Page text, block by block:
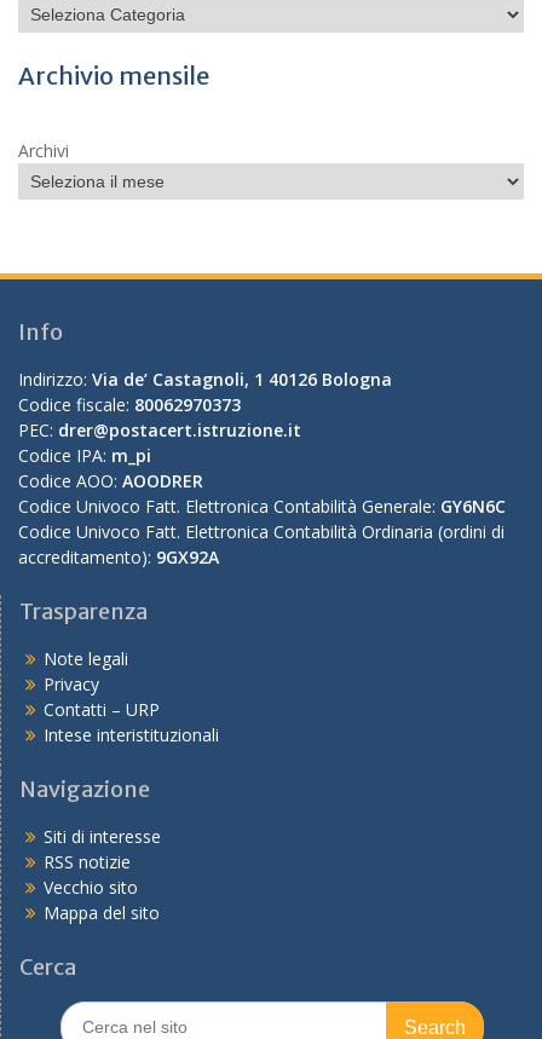
Archivio mensile
Archivi
Info
Indirizzo: Via de’ Castagnoli, 1 40126 Bologna
Codice fiscale: 80062970373
PEC: drer@postacert.istruzione.it
Codice IPA: m_pi
Codice AOO: AOODRER
Codice Univoco Fatt. Elettronica Contabilità Generale: GY6N6C
Codice Univoco Fatt. Elettronica Contabilità Ordinaria (ordini di
accreditamento): 9GX92A
Trasparenza
Note legali
Privacy
Contatti – URP
Intese interistituzionali
Navigazione
Siti di interesse
RSS notizie
Vecchio sito
Mappa del sito
Cerca
Search